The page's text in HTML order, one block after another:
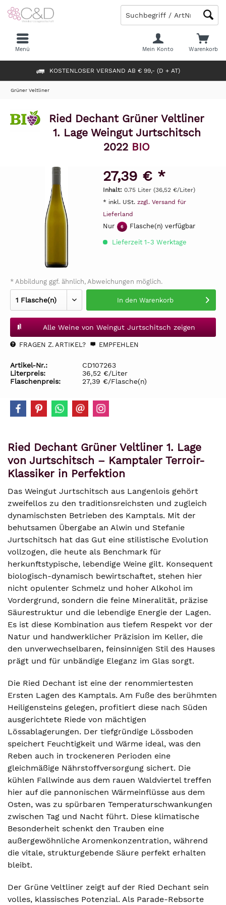
KOSTENLOSER VERSAND AB € 99,- (D + AT)
Warenkorb
Mein Konto
Menü
Grüner Veltliner
Ried Dechant Grüner Veltliner
1. Lage Weingut Jurtschitsch
2022 BIO
27,39 € *
Inhalt: 0.75 Liter (36,52 €/Liter)
* inkl. USt. zzgl. Versand für
Lieferland
Nur 6 Flasche(n) verfügbar
Lieferzeit 1-3 Werktage
* Abbildung ggf. ähnlich, Abweichungen möglich.
In den Warenkorb
Alle Weine von Weingut Jurtschitsch zeigen
FRAGEN Z. ARTIKEL? EMPFEHLEN
Artikel-Nr.:
CD107263
Literpreis:
36,52 €/Liter
Flaschenpreis:
27,39 €/Flasche(n)
Ried Dechant Grüner Veltliner 1. Lage
von Jurtschitsch – Kamptaler Terroir-
Klassiker in Perfektion
Das Weingut Jurtschitsch aus Langenlois gehört
zweifellos zu den traditionsreichsten und zugleich
dynamischsten Betrieben des Kamptals. Mit der
behutsamen Übergabe an Alwin und Stefanie
Jurtschitsch hat das Gut eine stilistische Evolution
vollzogen, die heute als Benchmark für
herkunftstypische, lebendige Weine gilt. Konsequent
biologisch-dynamisch bewirtschaftet, stehen hier
nicht opulenter Schmelz und hoher Alkohol im
Vordergrund, sondern die feine Mineralität, präzise
Säurestruktur und die lebendige Energie der Lagen.
Es ist diese Kombination aus tiefem Respekt vor der
Natur und handwerklicher Präzision im Keller, die
den unverwechselbaren, feinsinnigen Stil des Hauses
prägt und für unbändige Eleganz im Glas sorgt.
Die Ried Dechant ist eine der renommiertesten
Ersten Lagen des Kamptals. Am Fuße des berühmten
Heiligensteins gelegen, profitiert diese nach Süden
ausgerichtete Riede von mächtigen
Lössablagerungen. Der tiefgründige Lössboden
speichert Feuchtigkeit und Wärme ideal, was den
Reben auch in trockeneren Perioden eine
gleichmäßige Nährstoffversorgung sichert. Die
kühlen Fallwinde aus dem rauen Waldviertel treffen
hier auf die pannonischen Wärmeinflüsse aus dem
Osten, was zu spürbaren Temperaturschwankungen
zwischen Tag und Nacht führt. Diese klimatische
Besonderheit schenkt den Trauben eine
außergewöhnliche Aromenkonzentration, während
die vitale, strukturgebende Säure perfekt erhalten
bleibt.
Der Grüne Veltliner zeigt auf der Ried Dechant sein
volles, klassisches Potenzial. Als Parade-Rebsorte